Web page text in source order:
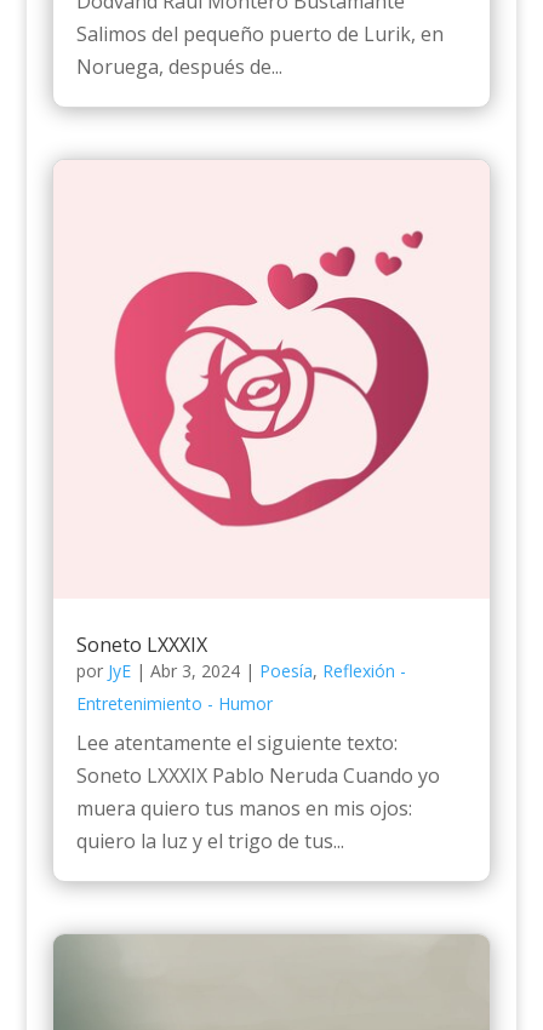
Salimos del pequeño puerto de Lurik, en
Noruega, después de...
Soneto LXXXIX
por JyE| Abr 3, 2024| Poesía, Reflexión -
Entretenimiento - Humor
Lee atentamente el siguiente texto:
Soneto LXXXIX Pablo Neruda Cuando yo
muera quiero tus manos en mis ojos:
quiero la luz y el trigo de tus...